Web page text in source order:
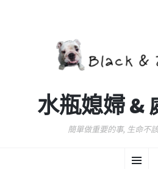
水瓶媳婦 &
簡單做重要的事, 生命不
選
至